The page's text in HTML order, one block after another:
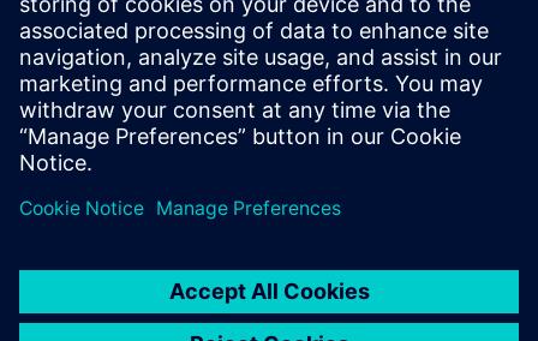
Individualno postavljanje optimizira ergonomiju na
radnim stanicama.